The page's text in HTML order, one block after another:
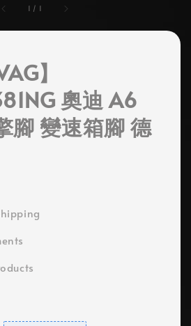
1 / 1
】
奧迪 A6
腳 變速箱腳 德